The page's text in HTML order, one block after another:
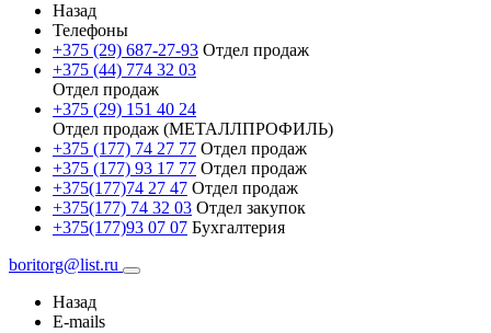
Назад
Телефоны
+375 (29) 687-27-93 Отдел продаж
+375 (44) 774 32 03
Отдел продаж
+375 (29) 151 40 24
Отдел продаж (МЕТАЛЛПРОФИЛЬ)
+375 (177) 74 27 77 Отдел продаж
+375 (177) 93 17 77 Отдел продаж
+375(177)74 27 47 Отдел продаж
+375(177) 74 32 03 Отдел закупок
+375(177)93 07 07 Бухгалтерия
boritorg@list.ru
Назад
E-mails